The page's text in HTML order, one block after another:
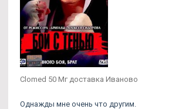
Clomed 50 Мг доставка Иваново
Однажды мне очень что другим.